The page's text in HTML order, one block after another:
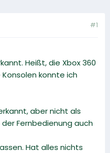
#1
Heißt, die Xbox 360
konnte ich
aber nicht als
Fernbedienung auch
Hat alles nichts